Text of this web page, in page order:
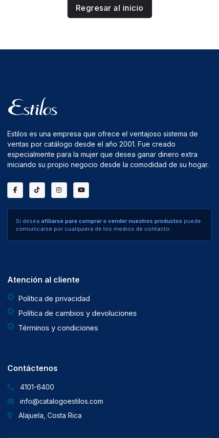
Regresar al inicio
Estilos es una empresa que ofrece el ventajoso sistema de
ventas por catálogo desde el año 2001. Fue creado
especialmente para la mujer que desea ganar dinero extra
iniciando su propio negocio desde la comodidad de su hogar.
Si desea afiliarse para comprar o vender nuestros productos puede
comunicarse por cualquiera de los medios de contacto.
Atención al cliente
Política de privacidad
Política de cambios y devoluciones
Términos y condiciones
Contáctenos
4101-6400
info@catalogoestilos.com
Alajuela, Costa Rica